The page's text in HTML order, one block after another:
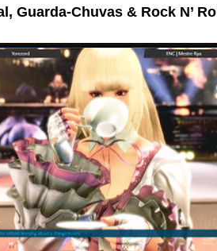
Guarda-Chuvas & Rock N’ Roll